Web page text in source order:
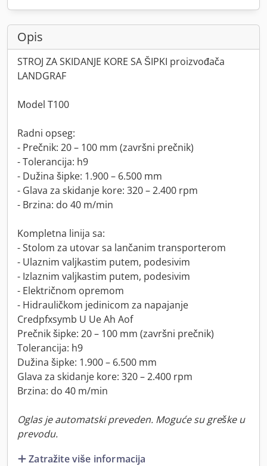
Opis
STROJ ZA SKIDANJE KORE SA ŠIPKI proizvođača
LANDGRAF
Model T100
Radni opseg:
- Prečnik: 20 – 100 mm (završni prečnik)
- Tolerancija: h9
- Dužina šipke: 1.900 – 6.500 mm
- Glava za skidanje kore: 320 – 2.400 rpm
- Brzina: do 40 m/min
Kompletna linija sa:
- Stolom za utovar sa lančanim transporterom
- Ulaznim valjkastim putem, podesivim
- Izlaznim valjkastim putem, podesivim
- Električnom opremom
- Hidrauličkom jedinicom za napajanje
Credpfxsymb U Ue Ah Aof
Prečnik šipke: 20 – 100 mm (završni prečnik)
Tolerancija: h9
Dužina šipke: 1.900 – 6.500 mm
Glava za skidanje kore: 320 – 2.400 rpm
Brzina: do 40 m/min
Oglas je automatski preveden. Moguće su greške u
prevodu.
Zatražite više informacija